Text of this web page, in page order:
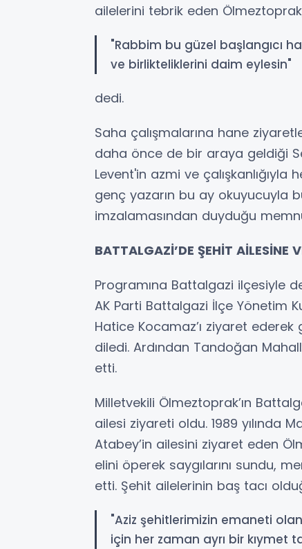
ailelerini tebrik eden
"Rabbim bu güzel başlangıcı
ve birlikteliklerini daim eylesin"
dedi.
Saha çalışmalarına hane
daha önce de bir araya geldiği
Levent'in azmi ve
genç yazarın bu ay okuyucuyla
imzalamasından duyduğu
BATTALGAZİ’DE ŞEHİT AİLESİNE
Programına Battalgazi ilçesiyle
AK Parti Battalgazi İlçe Yönetim
Hatice Kocamaz’ı ziyaret
diledi. Ardından Tandoğan
etti.
Milletvekili Ölmeztoprak’ın
ailesi ziyareti oldu. 1989 yılında
Atabey’in ailesini ziyaret eden
elini öperek saygılarını sundu,
etti. Şehit ailelerinin baş tacı
"Aziz şehitlerimizin emaneti
için her zaman ayrı bir kıymet